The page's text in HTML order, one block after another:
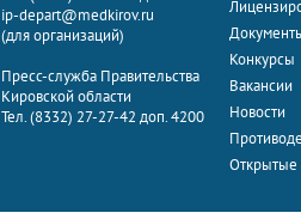
ip-depart@medkirov.ru
(для организаций)
Пресс-служба Правительства
Кировской области
Тел. (8332) 27-27-42 доп. 4200
Конкурсы
Вакансии
Новости